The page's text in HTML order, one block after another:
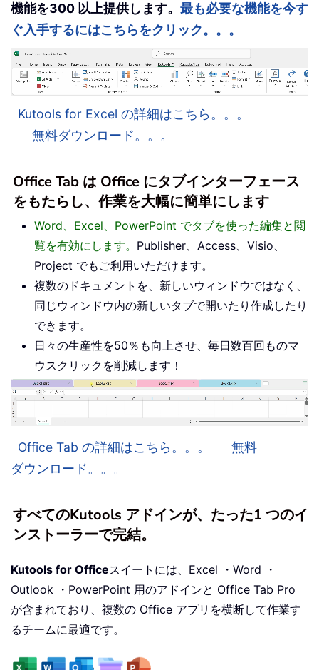
機能を300 以上提供します。 最も必要な機能を今す
ぐ入手するにはこちらをクリック。。。
Kutools for Excel の詳細はこちら。。。
無料ダウンロード。。。
Office Tab は Office にタブインターフェース
をもたらし、作業を大幅に簡単にします
Word、Excel、PowerPoint でタブを使った編集と閲
覧を有効にします。 Publisher、Access、Visio、
Project でもご利用いただけます。
複数のドキュメントを、新しいウィンドウではなく、
同じウィンドウ内の新しいタブで開いたり作成したり
できます。
日々の生産性を50％も向上させ、毎日数百回ものマ
ウスクリックを削減します！
Office Tab の詳細はこちら。。。
無料
ダウンロード。。。
すべてのKutools アドインが、たった1 つのイ
ンストーラーで完結。
Kutools for Officeスイートには、Excel ・Word ・
Outlook ・PowerPoint 用のアドインと Office Tab Pro
が含まれており、複数の Office アプリを横断して作業す
るチームに最適です。